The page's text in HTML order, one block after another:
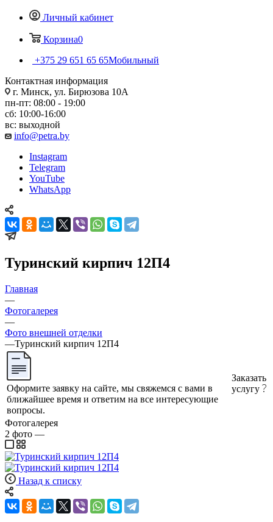
Личный кабинет
Корзина0
+375 29 651 65 65Мобильный
Контактная информация
г. Минск, ул. Бирюзова 10А
пн-пт: 08:00 - 19:00
сб: 10:00-16:00
вс: выходной
info@petra.by
Instagram
Telegram
YouTube
WhatsApp
Туринский кирпич 12П4
Главная
—
Фотогалерея
—
Фото внешней отделки
—Туринский кирпич 12П4
Оформите заявку на сайте, мы свяжемся с вами в
ближайшее время и ответим на все интересующие
вопросы.
Заказать
услугу
Фотогалерея
2 фото —
Назад к списку